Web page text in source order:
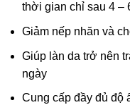
thời gian chỉ sau 4 –
Giảm nếp nhăn và
Giúp làn da trở nên
ngày
Cung cấp đầy đủ độ